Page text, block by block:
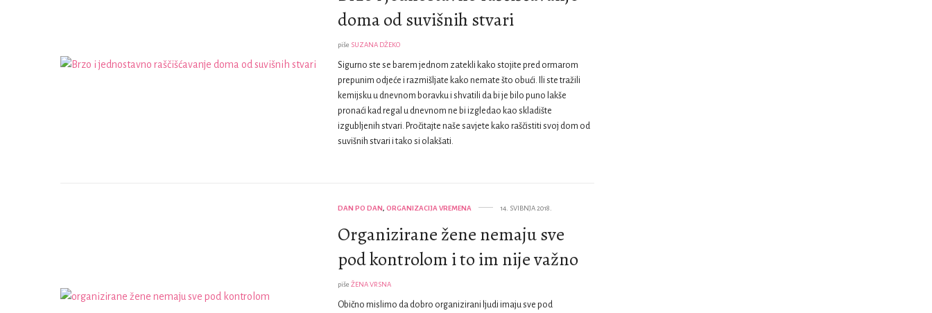
doma od suvišnih stvari
piše SUZANA DŽEKO
Sigurno ste se barem jednom zatekli kako stojite pred ormarom
prepunim odjeće i razmišljate kako nemate što obući. Ili ste tražili
kemijsku u dnevnom boravku i shvatili da bi je bilo puno lakše
pronaći kad regal u dnevnom ne bi izgledao kao skladište
izgubljenih stvari. Pročitajte naše savjete kako raščistiti svoj dom od
suvišnih stvari i tako si olakšati.
DAN PO DAN, ORGANIZACIJA VREMENA 14. SVIBNJA 2018.
Organizirane žene nemaju sve
pod kontrolom i to im nije važno
piše ŽENA VRSNA
Obično mislimo da dobro organizirani ljudi imaju sve pod